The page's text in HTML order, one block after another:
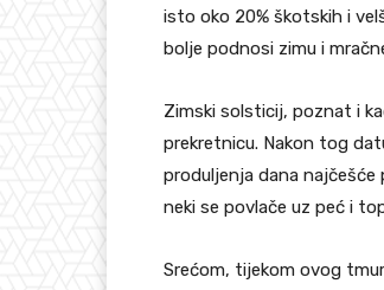
isto oko 20% škotskih i
bolje podnosi zimu i
Zimski solsticij, poznat i
prekretnicu. Nakon tog
produljenja dana najčešće
neki se povlače uz peć i
Srećom, tijekom ovog